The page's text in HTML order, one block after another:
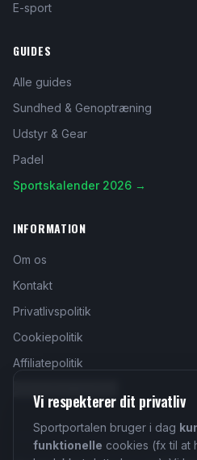
E-sport
GUIDES
Alle guides
Sundhed & Genoptræning
Udstyr & Gear
Padel
Sportskalender 2026 →
INFORMATION
Om os
Kontakt
Privatlivspolitik
Cookiepolitik
Affiliatepolitik
Vi respekterer dit privatliv
Sportportalen bruger i dag
funktionelle cookies (fx til at